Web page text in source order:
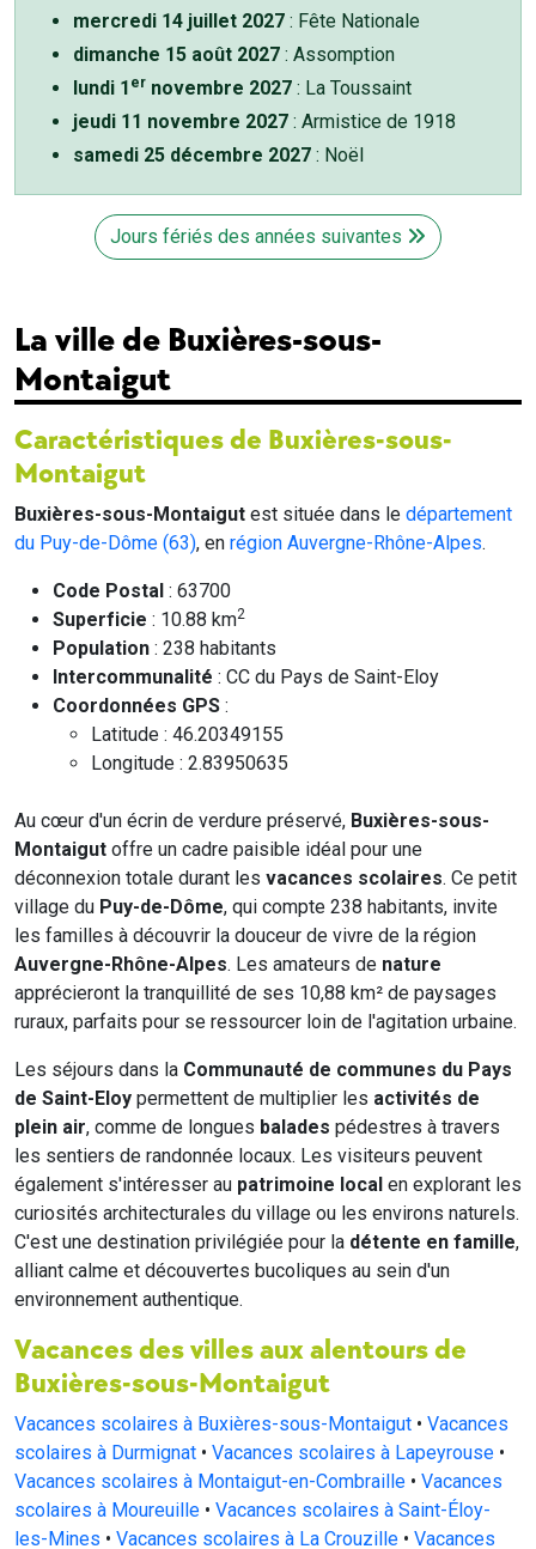
mercredi 14 juillet 2027 : Fête Nationale
dimanche 15 août 2027 : Assomption
lundi 1 er novembre 2027 : La Toussaint
jeudi 11 novembre 2027 : Armistice de 1918
samedi 25 décembre 2027 : Noël
Jours fériés des années suivantes
La ville de Buxières-sous-
Montaigut
Caractéristiques de Buxières-sous-
Montaigut
Buxières-sous-Montaigut est située dans le département
du Puy-de-Dôme (63), en région Auvergne-Rhône-Alpes.
Code Postal : 63700
Superficie : 10.88 km2
Population : 238 habitants
Intercommunalité : CC du Pays de Saint-Eloy
Coordonnées GPS :
Latitude : 46.20349155
Longitude : 2.83950635
Au cœur d'un écrin de verdure préservé, Buxières-sous-
Montaigut offre un cadre paisible idéal pour une
déconnexion totale durant les vacances scolaires. Ce petit
village du Puy-de-Dôme, qui compte 238 habitants, invite
les familles à découvrir la douceur de vivre de la région
Auvergne-Rhône-Alpes. Les amateurs de nature
apprécieront la tranquillité de ses 10,88 km² de paysages
ruraux, parfaits pour se ressourcer loin de l'agitation urbaine.
Les séjours dans la Communauté de communes du Pays
de Saint-Eloy permettent de multiplier les activités de
plein air, comme de longues balades pédestres à travers
les sentiers de randonnée locaux. Les visiteurs peuvent
également s'intéresser au patrimoine local en explorant les
curiosités architecturales du village ou les environs naturels.
C'est une destination privilégiée pour la détente en famille,
alliant calme et découvertes bucoliques au sein d'un
environnement authentique.
Vacances des villes aux alentours de
Buxières-sous-Montaigut
Vacances scolaires à Buxières-sous-Montaigut • Vacances
scolaires à Durmignat • Vacances scolaires à Lapeyrouse •
Vacances scolaires à Montaigut-en-Combraille • Vacances
scolaires à Moureuille • Vacances scolaires à Saint-Éloy-
les-Mines • Vacances scolaires à La Crouzille • Vacances